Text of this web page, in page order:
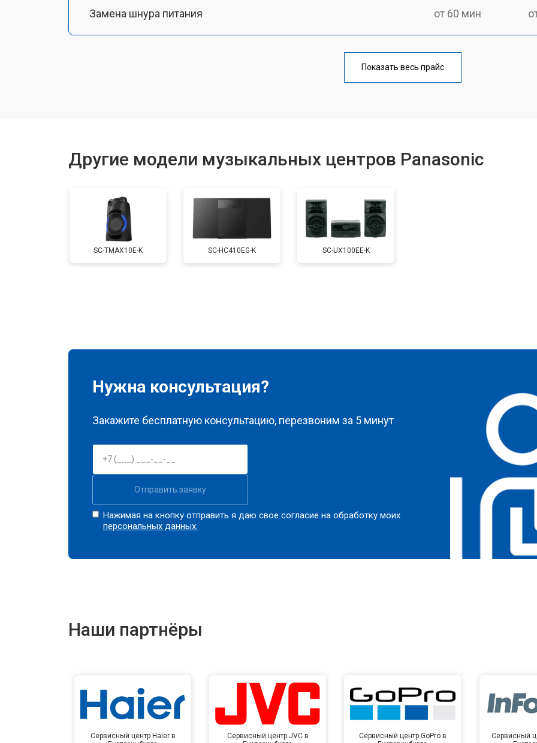
Замена шнура питания от 60 мин
от 40 мин
Замена кнопок
Показать весь прайс
Другие модели музыкальных центров Panasonic
SC-TMAX10E-K SC-HC410EG-K SC-UX100EE-K
Нужна консультация?
Закажите бесплатную консультацию, перезвоним за 5 минут
Отправить заявку
Нажимая на кнопку отправить я даю свое согласие на обработку моих
персональных данных.
Наши партнёры
Сервисный центр Haier в
Сервисный центр JVC в
Сервисный центр GoPro в
Сервисный